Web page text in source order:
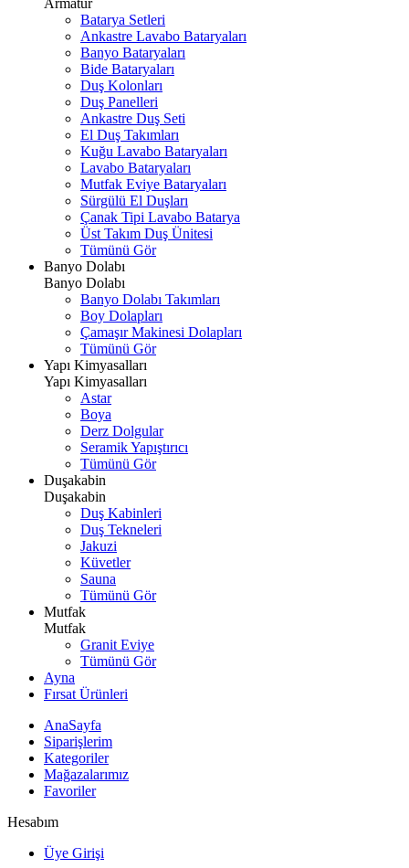
Armatür
Batarya Setleri
Ankastre Lavabo Bataryaları
Banyo Bataryaları
Bide Bataryaları
Duş Kolonları
Duş Panelleri
Ankastre Duş Seti
El Duş Takımları
Kuğu Lavabo Bataryaları
Lavabo Bataryaları
Mutfak Eviye Bataryaları
Sürgülü El Duşları
Çanak Tipi Lavabo Batarya
Üst Takım Duş Ünitesi
Tümünü Gör
Banyo Dolabı
Banyo Dolabı
Banyo Dolabı Takımları
Boy Dolapları
Çamaşır Makinesi Dolapları
Tümünü Gör
Yapı Kimyasalları
Yapı Kimyasalları
Astar
Boya
Derz Dolgular
Seramik Yapıştırıcı
Tümünü Gör
Duşakabin
Duşakabin
Duş Kabinleri
Duş Tekneleri
Jakuzi
Küvetler
Sauna
Tümünü Gör
Mutfak
Mutfak
Granit Eviye
Tümünü Gör
Ayna
Fırsat Ürünleri
AnaSayfa
Siparişlerim
Kategoriler
Mağazalarımız
Favoriler
Hesabım
Üye Girişi